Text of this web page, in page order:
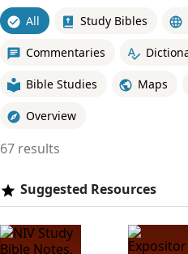
All Study Bibles
Commentaries
Bible Studies Maps
Overview
67 results
Suggested Resources